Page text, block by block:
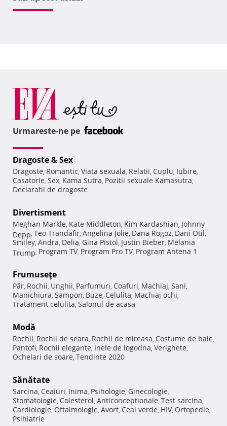
Urmareste-ne pe
Dragoste & Sex
Dragoste, Romantic, Viata sexuala, Relatii, Cuplu, Iubire,
Casatorie, Sex, Kama Sutra, Pozitii sexuale Kamasutra,
Declaratii de dragoste
Divertisment
Meghan Markle, Kate Middleton, Kim Kardashian, Johnny
Depp, Teo Trandafir, Angelina Jolie, Dana Rogoz, Dani Otil,
Smiley, Andra, Delia, Gina Pistol, Justin Bieber, Melania
Trump, Program TV, Program Pro TV, Program Antena 1
Frumuseţe
Păr, Rochii, Unghii, Parfumuri, Coafuri, Machiaj, Sani,
Manichiura, Sampon, Buze, Celulita, Machiaj ochi,
Tratament celulita, Salonul de acasa
Modă
Rochii, Rochii de seara, Rochii de mireasa, Costume de baie,
Pantofi, Rochii elegante, Inele de logodna, Verighete,
Ochelari de soare, Tendinte 2020
Sănătate
Sarcina, Ceaiuri, Inima, Psihologie, Ginecologie,
Stomatologie, Colesterol, Anticonceptionale, Test sarcina,
Cardiologie, Oftalmologie, Avort, Ceai verde, HIV, Ortopedie,
Psihiatrie